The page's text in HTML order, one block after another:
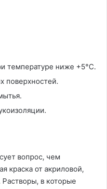
температуре ниже +5°С.
поверхностей.
вопрос, чем
краска от акриловой,
в которые